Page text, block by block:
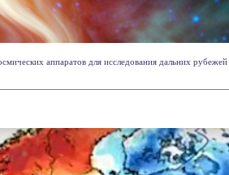
аппаратов для исследования дальних